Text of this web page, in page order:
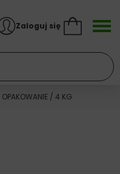
Zaloguj się
/ 4 KG